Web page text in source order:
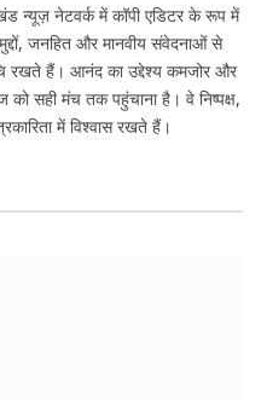
न्यूज़ नेटवर्क में कॉपी एडिटर के रूप में
जनहित और मानवीय संवेदनाओं से
रखते हैं। आनंद का उद्देश्य कमजोर और
सही मंच तक पहुंचाना है। वे निष्पक्ष,
में विश्वास रखते हैं।